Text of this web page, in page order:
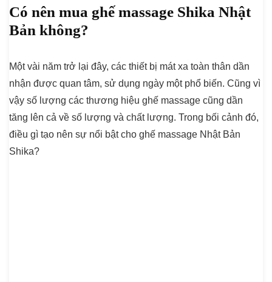
Có nên mua ghế massage Shika Nhật
Bản không?
Một vài năm trở lại đây, các thiết bị mát xa toàn thân dần
nhận được quan tâm, sử dụng ngày một phổ biến. Cũng vì
vậy số lượng các thương hiệu ghế massage cũng dần
tăng lên cả về số lượng và chất lượng. Trong bối cảnh đó,
điều gì tạo nên sự nổi bật cho ghế massage Nhật Bản
Shika?